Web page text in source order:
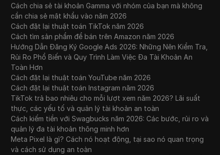
30
Địa chỉ IP là gì? Hướng dẫn thực tế về danh
tính và quyền riêng tư kỹ thuật số vào năm
2026
31
10 Danh sách Airdrop vào tháng 11 | Airdrop
32
Đây là cách bạn có thể tham gia chương
trình airdrop của MetaMask (Dễ dành cho
người mới bắt đầu)
33
Đăng nhập web TikTok: Hướng dẫn truy cập
máy tính để bàn hoàn chỉnh năm 2026
Cách chia sẻ tài khoản Gamma với nhóm của bạn mà không
cần chia sẻ mật khẩu vào năm 2026
Cách đặt lại thuật toán TikTok năm 2026
Cách tìm sản phẩm để bán trên Amazon năm 2026
Hướng Dẫn Đăng Ký Google Ads 2026: Những Nên Kiểm Tra,
Rủi Ro Phổ Biến và Quy Trình Làm Việc Đa Tài Khoản An
Toàn Hơn
Cách đặt lại thuật toán YouTube năm 2026
Cách đặt lại thuật toán Instagram năm 2026
TikTok trả bao nhiêu cho mỗi lượt xem năm 2026? Lãi suất
thực, các yếu tố và quản lý tài khoản an toàn
Cách kiếm tiền với Swagbucks năm 2026: Các bước, rủi ro và
quản lý đa tài khoản thông minh hơn
Meta Pixel là gì? Cách nó hoạt động, tại sao nó quan trọng
và cách sử dụng an toàn